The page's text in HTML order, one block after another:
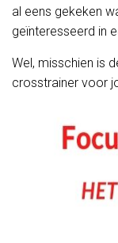
al eens gekeken
geïnteresseerd in
Wel, misschien is
crosstrainer voor